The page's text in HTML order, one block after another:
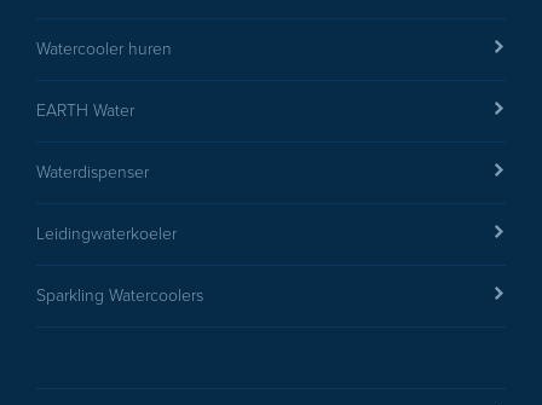
Watercooler huren
EARTH Water
Waterdispenser
Leidingwaterkoeler
Sparkling Watercoolers